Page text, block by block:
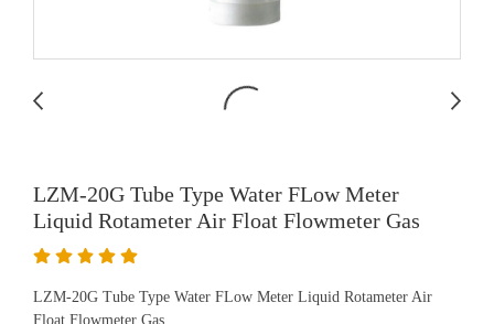
LZM-20G Tube Type Water FLow Meter
Liquid Rotameter Air Float Flowmeter Gas
LZM-20G Tube Type Water FLow Meter Liquid Rotameter Air
Float Flowmeter Gas